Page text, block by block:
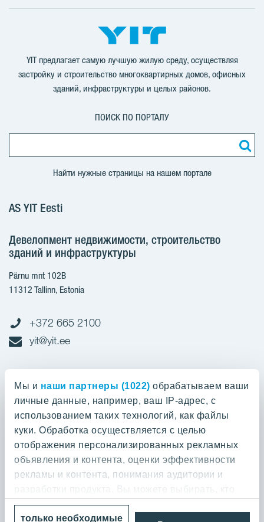
Мы и наши партнеры (1022) обрабатываем ваши
личные данные, например, ваш IP-адрес, с
использованием таких технологий, как файлы
куки. Обработка осуществляется с целью
отображения персонализированных рекламных
объявления и контента, оценки эффективности
рекламы и контента, понимания аудитории и
разработки продукта. Вы можете выбирать, кто
может использовать ваши данные и для каких
целей.
только необходимые
FacebookInstagram
YouTube
YIT предлагает самую лучшую жилую среду, осуществляя
застройку и строительство многоквартирных домов, офисных
зданий, инфраструктуры и целых районов.
ПОИСК ПО ПОРТАЛУ
Найти нужные страницы на нашем портале
AS YIT Eesti
Девелопмент недвижимости, строительство
зданий и инфраструктуры
Pärnu mnt 102B
11312 Tallinn, Estonia
+372 665 2100
yit@yit.ee
Cчет-фактура
Регистрационный номер: 10093801
pdfinvoices.yit.eesti@bscs.basware.com
О предприятии
Кодекс норм поведения
YIT Finland